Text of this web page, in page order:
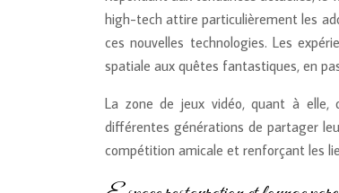
high-tech attire particulièrement les
ces nouvelles technologies. Les
spatiale aux quêtes fantastiques, en
La zone de jeux vidéo, quant à
différentes générations de partager
compétition amicale et renforçant les